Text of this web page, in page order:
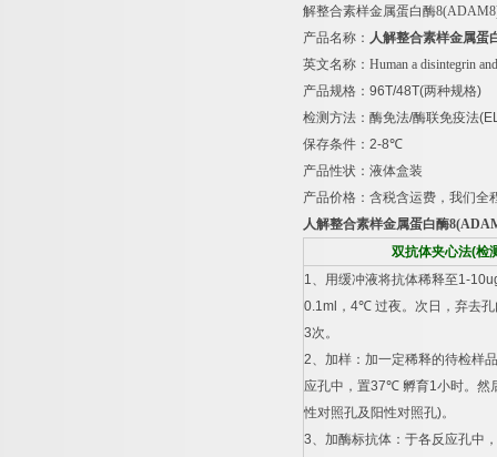
解整合素样金属蛋白酶
产品名称： 人解整合素样金属蛋
英文名称： Human a disintegrin
产品规格： 96T/48T(两种规格)
检测方法：酶免法/酶联免疫法
保存条件： 2-8℃
产品性状：液体盒装
产品价格：含税含运费，我们全
人解整合素样金属蛋白酶
双抗体夹心法(检
1、用缓冲液将抗体稀释至1-
0.1ml ， 4℃ 过夜。次日，弃去
3次。
2、加样：加一定稀释的待检样品
应孔中，置37℃ 孵育1小时。然
性对照孔及阳性对照孔)。
3、加酶标抗体：于各反应孔中